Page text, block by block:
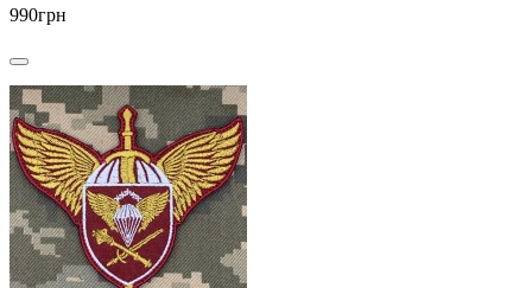
990грн